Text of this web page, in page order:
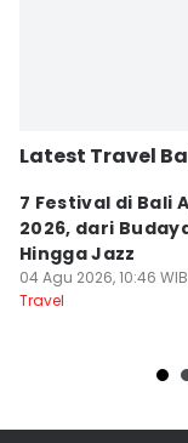
Latest Travel
7 Festival di Bali
2026, dari
Hingga Jazz
04 Agu 2026, 10:46 WIB
Travel